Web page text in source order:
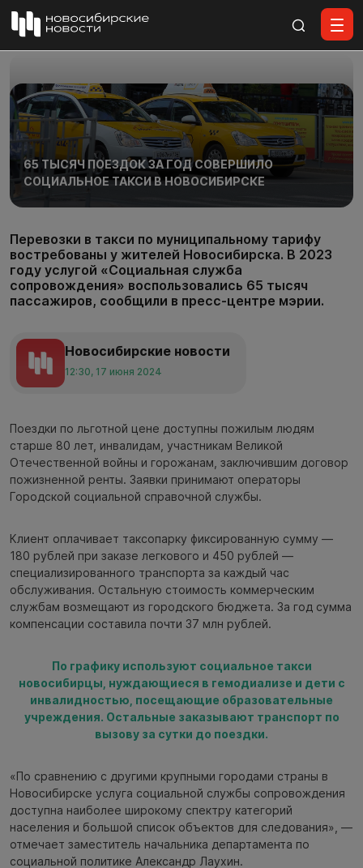
65 ТЫСЯЧ ПОЕЗДОК ЗА ГОД СОВЕРШИЛО
СОЦИАЛЬНОЕ ТАКСИ В НОВОСИБИРСКЕ
Перевозки в такси по муниципальному тарифу
востребованы у жителей Новосибирска. В 2023
году услугой «Социальная служба
сопровождения» воспользовались 65 тысяч
пассажиров, сообщили в пресс-центре мэрии.
Новосибирские новости
12:30, 17 июня 2024
Поездки по льготной цене доступны пожилым людям
старше 80 лет, инвалидам, участникам Великой
Отечественной войны и горожанам, заключившим договор
пожизненной ренты. Заявки принимают операторы
Городской социальной справочной службы.
Клиент оплачивает таксопарку фиксированную сумму —
180 рублей при заказе легкового и 450 рублей —
специализированного транспорта за каждый час
обслуживания. Остальную стоимость коммерческим
службам возмещают из городского бюджета. За год сумма
компенсации составила почти 37 млн рублей.
По графику используют социальное такси
новосибирцы, нуждающиеся в гемодиализе и дети с
инвалидностью, посещающие образовательные
учреждения. Остальные заказывают транспорт по
вызову за сутки до поездки.
«По сравнению с другими крупными городами страны в
Новосибирске услуга социальной службы сопровождения
доступна наиболее широкому спектру категорий
населения и большой список объектов для следования», —
отмечает заместитель начальника департамента по
социальной политике Александр Лаухин.